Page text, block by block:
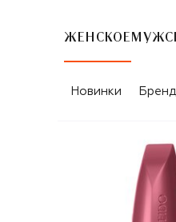
ЖЕНСКОЕ
Новинки